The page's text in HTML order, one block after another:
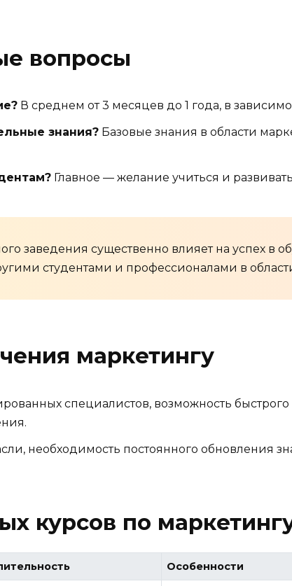
вопросы
В среднем от 3 месяцев до 1 года, в
знания? Базовые знания в области
Главное — желание учиться и
заведения существенно влияет на успех в
студентами и профессионалами в
маркетингу
специалистов, возможность быстрого
необходимость постоянного обновления
курсов по
Особенности